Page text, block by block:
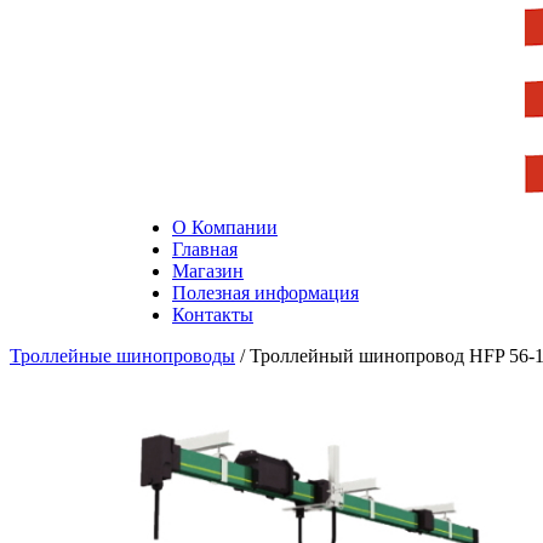
О Компании
Главная
Магазин
Полезная информация
Контакты
Троллейные шинопроводы / Троллейный шинопровод HFP 56-